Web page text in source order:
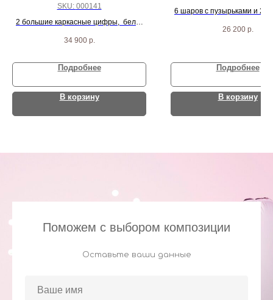
SKU: 000141
2 большие каркасные цифры, бело-
коробка с 12 шариками внутри.
34 900 р.
Подробнее
В корзину
6 шаров с пузырьками и 2 с
26 200 р.
Подробнее
В корзину
Поможем с выбором композиции
Оставьте ваши данные